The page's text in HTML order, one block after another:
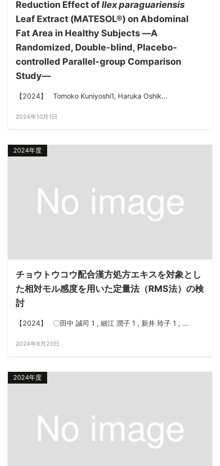
Reduction Effect ofIlex paraguariensis
Leaf Extract (MATESOL®) on Abdominal
Fat Area in Healthy Subjects ―A
Randomized, Double-blind, Placebo-
controlled Parallel-group Comparison
Study―
【2024】 Tomoko Kuniyoshi1, Haruka Oshik...
2024年10月1日
2024年度
チョウトウコウ配合漢方処方エキスを対象とし
た相対モル感度を用いた定量法（RMS法）の検
討
【2024】 〇田中 誠司 1 , 細江 潤子 1 , 新井 玲子 1 , ...
2024年8月20日
2024年度